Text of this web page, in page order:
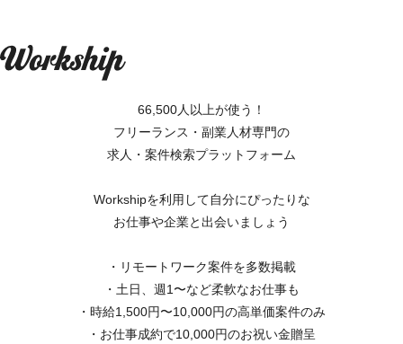
66,500人以上が使う！
フリーランス・副業人材専門の
求人・案件検索プラットフォーム
Workshipを利用して自分にぴったりな
お仕事や企業と出会いましょう
・リモートワーク案件を多数掲載
・土日、週1〜など柔軟なお仕事も
・時給1,500円〜10,000円の高単価案件のみ
・お仕事成約で10,000円のお祝い金贈呈